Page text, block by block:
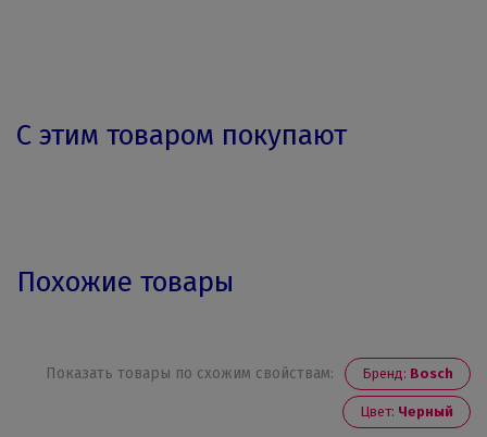
С этим товаром покупают
Похожие товары
Показать товары по схожим свойствам: Бренд: Bosch
Цвет: Черный